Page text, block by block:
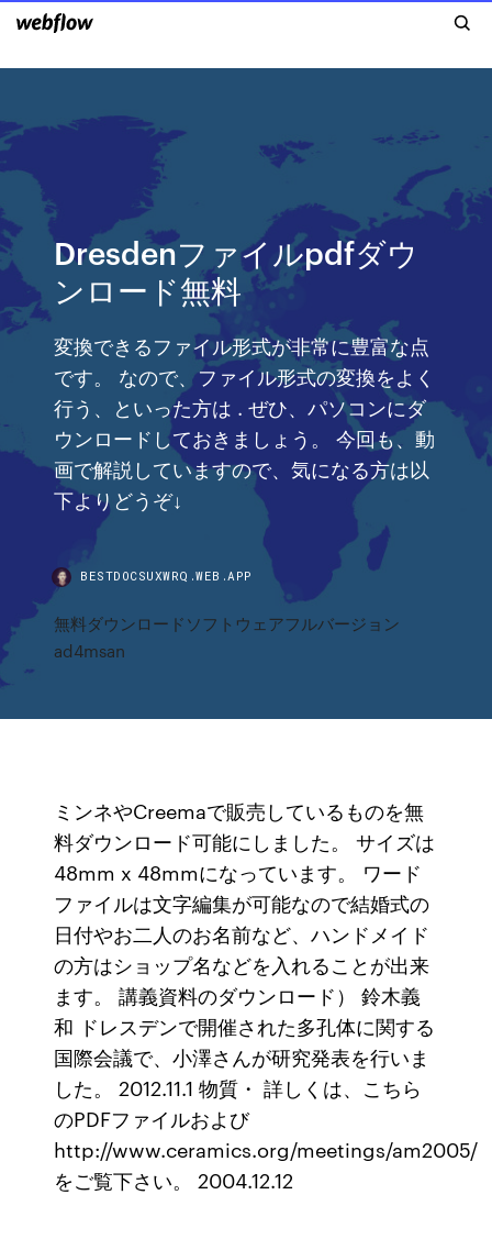
Dresdenファイルpdfダウ
ンロード無料
変換できるファイル形式が非常に豊富な点
です。 なので、ファイル形式の変換をよく
行う、といった方は . ぜひ、パソコンにダ
ウンロードしておきましょう。 今回も、動
画で解説していますので、気になる方は以
下よりどうぞ↓
BESTDOCSUXWRQ.WEB.APP
無料ダウンロードソフトウェアフルバージョン
ad4msan
ミンネやCreemaで販売しているものを無
料ダウンロード可能にしました。 サイズは
48mm x 48mmになっています。 ワード
ファイルは文字編集が可能なので結婚式の
日付やお二人のお名前など、ハンドメイド
の方はショップ名などを入れることが出来
ます。 講義資料のダウンロード） 鈴木義
和 ドレスデンで開催された多孔体に関する
国際会議で、小澤さんが研究発表を行いま
した。 2012.11.1 物質・ 詳しくは、こちら
のPDFファイルおよび
http://www.ceramics.org/meetings/am2005/
をご覧下さい。 2004.12.12